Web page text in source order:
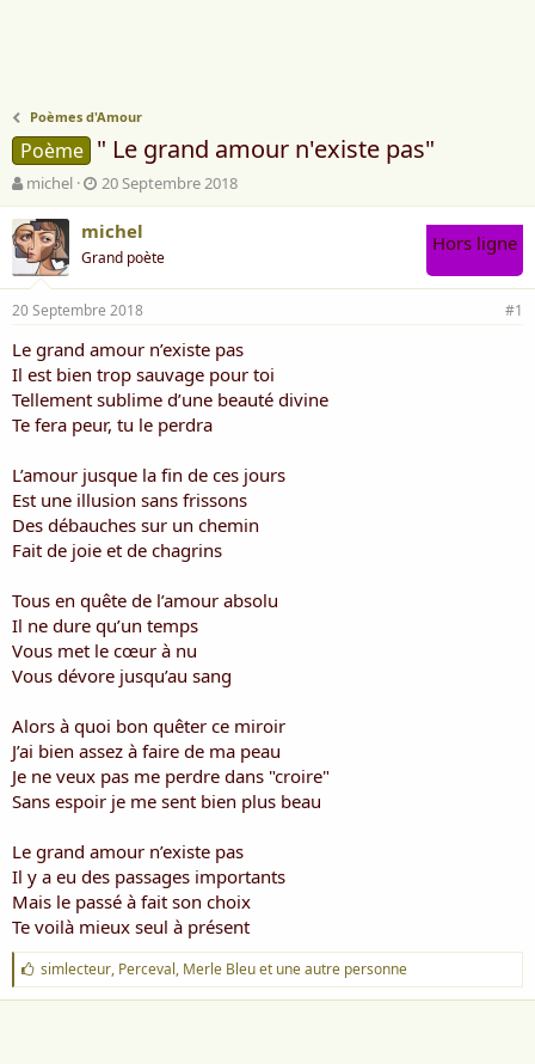
Poèmes d'Amour
Poème " Le grand amour n'existe pas"
A
u
t
e
u
r
d
e
l
a
d
i
u
s
s
i
michel
D
a
t
d
e
d
é
b
u
t
20 Septembre 2018
michel
Grand poète
Hors ligne
20 Septembre 2018 #1
Le grand amour n’existe pas
Il est bien trop sauvage pour toi
Tellement sublime d’une beauté divine
Te fera peur, tu le perdra
L’amour jusque la fin de ces jours
Est une illusion sans frissons
Des débauches sur un chemin
Fait de joie et de chagrins
Tous en quête de l’amour absolu
Il ne dure qu’un temps
Vous met le cœur à nu
Vous dévore jusqu’au sang
Alors à quoi bon quêter ce miroir
J’ai bien assez à faire de ma peau
Je ne veux pas me perdre dans "croire"
Sans espoir je me sent bien plus beau
Le grand amour n’existe pas
Il y a eu des passages importants
Mais le passé à fait son choix
Te voilà mieux seul à présent
J
'
a
simlecteur, Perceval, Merle Bleuet une autre personne